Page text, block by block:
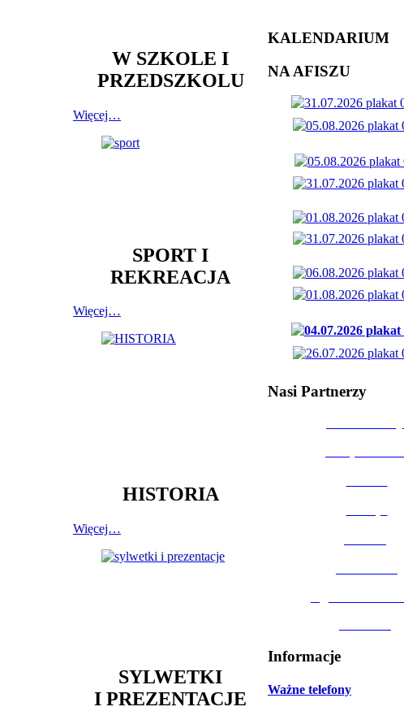
W SZKOLE I
PRZEDSZKOLU
Więcej…
SPORT I
REKREACJA
Więcej…
HISTORIA
Więcej…
SYLWETKI
I PREZENTACJE
KALENDARIUM
NA AFISZU
Nasi Partnerzy
Informacje
Ważne telefony